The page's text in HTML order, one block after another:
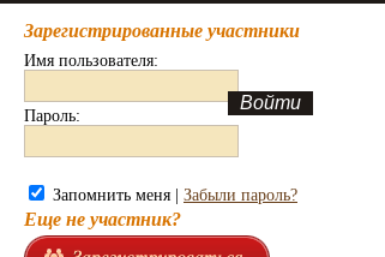
Зарегистрированные участники
Имя пользователя:
Пароль:
Запомнить меня | Забыли пароль?
Еще не участник?